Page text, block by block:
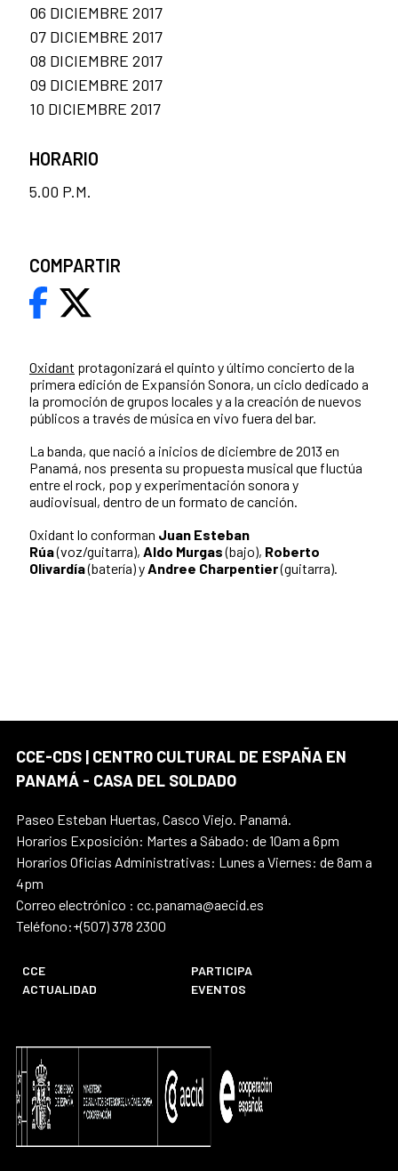
Oxidant protagonizará el quinto y último concierto de la
primera edición de Expansión Sonora, un ciclo dedicado a
la promoción de grupos locales y a la creación de nuevos
públicos a través de música en vivo fuera del bar.
La banda, que nació a inicios de diciembre de 2013 en
Panamá, nos presenta su propuesta musical que fluctúa
entre el rock, pop y experimentación sonora y
audiovisual, dentro de un formato de canción.
Oxidant lo conforman Juan Esteban
Rúa(voz/guitarra), Aldo Murgas(bajo), Roberto
Olivardía(batería) yAndree Charpentier(guitarra).
06 DICIEMBRE 2017
07 DICIEMBRE 2017
08 DICIEMBRE 2017
09 DICIEMBRE 2017
10 DICIEMBRE 2017
HORARIO
5.00 P.M.
COMPARTIR
CCE-CDS | CENTRO CULTURAL DE ESPAÑA EN
PANAMÁ - CASA DEL SOLDADO
Paseo Esteban Huertas, Casco Viejo. Panamá.
Horarios Exposición: Martes a Sábado: de 10am a 6pm
Horarios Oficias Administrativas: Lunes a Viernes: de 8am a
4pm
Correo electrónico : cc.panama@aecid.es
Teléfono:+(507) 378 2300
CCE
PARTICIPA
ACTUALIDAD
EVENTOS